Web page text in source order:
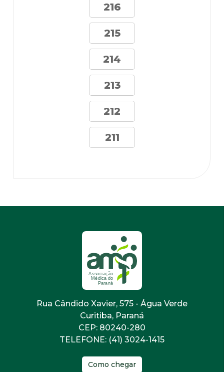
216
215
214
213
212
211
Rua Cândido Xavier, 575 - Água Verde
Curitiba, Paraná
CEP: 80240-280
TELEFONE: (41) 3024-1415
Como chegar